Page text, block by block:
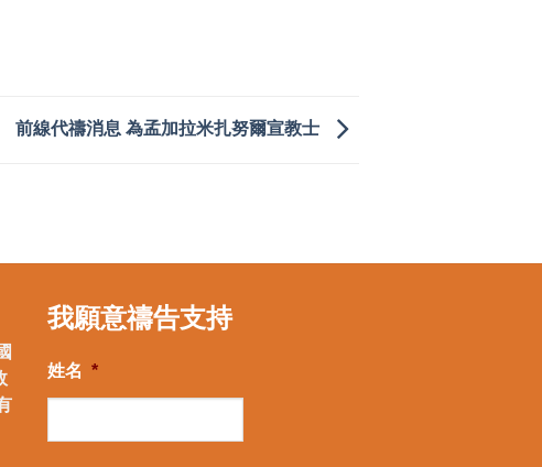
前線代禱消息 為孟加拉米扎努爾宣教士
我願意禱告支持
姓名 *